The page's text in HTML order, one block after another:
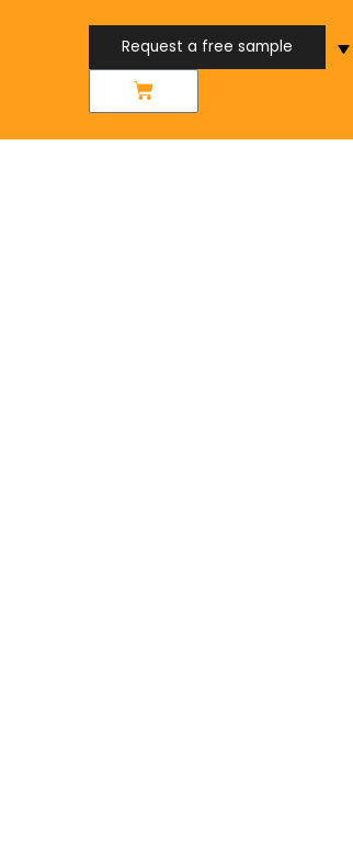
Request a free sample
Request a free sample